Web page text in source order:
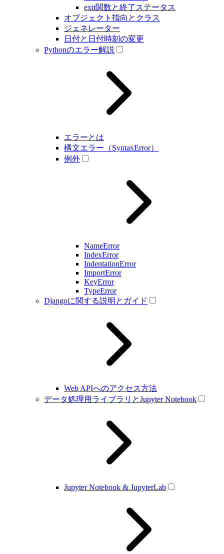
exit関数と終了ステータス
オブジェクト指向とクラス
ジェネレーター
日付と日付時刻の変更
Pythonのエラー解説
エラーとは
構文エラー（SyntaxError）
例外
NameError
IndexError
IndentationError
ImportError
KeyError
TypeError
Djangoに関する説明とガイド
Web APIへのアクセス方法
データ処理用ライブラリとJupyter Notebook
Jupyter Notebook & JupyterLab